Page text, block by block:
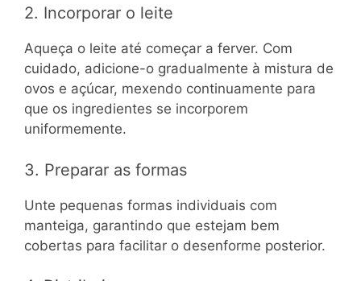
2. Incorporar o leite
Aqueça o leite até começar a ferver. Com
cuidado, adicione-o gradualmente à mistura de
ovos e açúcar, mexendo continuamente para
que os ingredientes se incorporem
uniformemente.
3. Preparar as formas
Unte pequenas formas individuais com
manteiga, garantindo que estejam bem
cobertas para facilitar o desenforme posterior.